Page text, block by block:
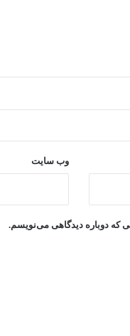
وب‌ سایت
که دوباره دیدگاهی می‌نویسم.